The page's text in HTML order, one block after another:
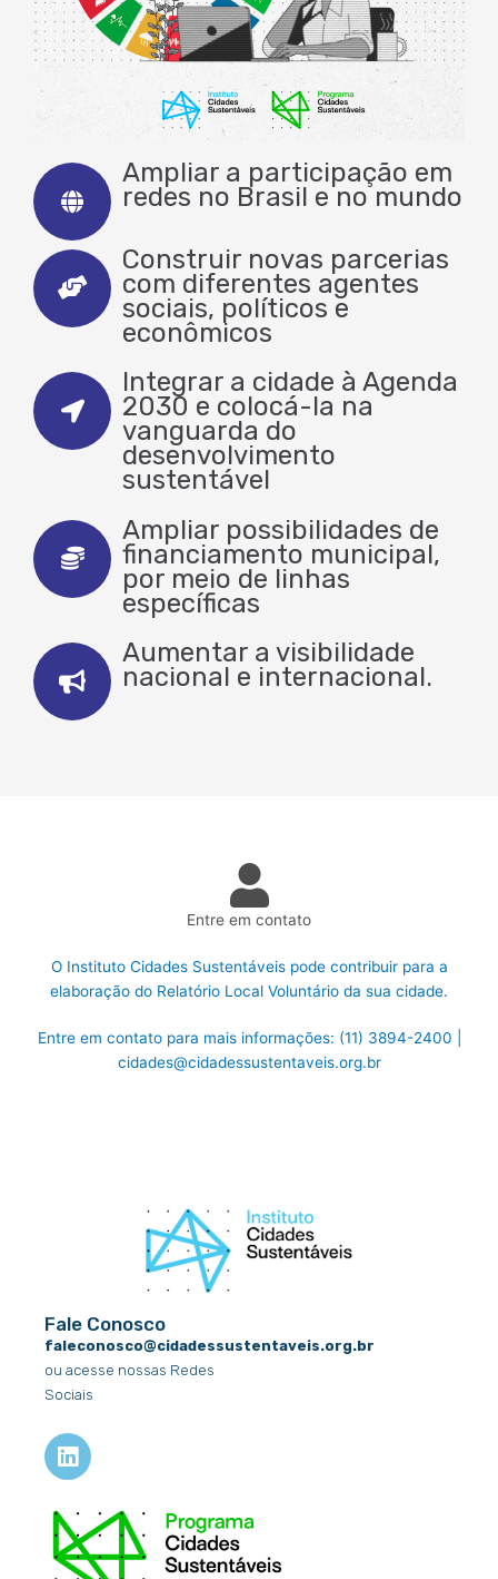
Ampliar a participação em
redes no Brasil e no mundo
Construir novas parcerias
com diferentes agentes
sociais, políticos e
econômicos
Integrar a cidade à Agenda
2030 e colocá-la na
vanguarda do
desenvolvimento
sustentável
Ampliar possibilidades de
financiamento municipal,
por meio de linhas
específicas
Aumentar a visibilidade
nacional e internacional.
Entre em contato
O Instituto Cidades Sustentáveis pode contribuir para a
elaboração do Relatório Local Voluntário da sua cidade.
Entre em contato para mais informações: (11) 3894-2400 |
cidades@cidadessustentaveis.org.br
Fale Conosco
faleconosco@cidadessustentaveis.org.br
ou acesse nossas Redes
Sociais
L
i
k
e
d